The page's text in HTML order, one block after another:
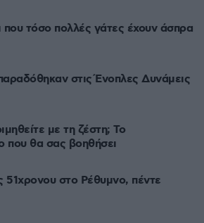
που τόσο πολλές γάτες έχουν άσπρα
στις Ένοπλες Δυνάμεις
με τη ζέστη; Το
που θα σας βοηθήσει
51χρονου στο Ρέθυμνο, πέντε